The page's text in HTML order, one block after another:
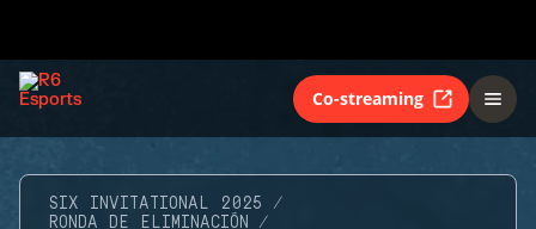
Co-streaming
SIX INVITATIONAL 2025
RONDA DE ELIMINACIÓN